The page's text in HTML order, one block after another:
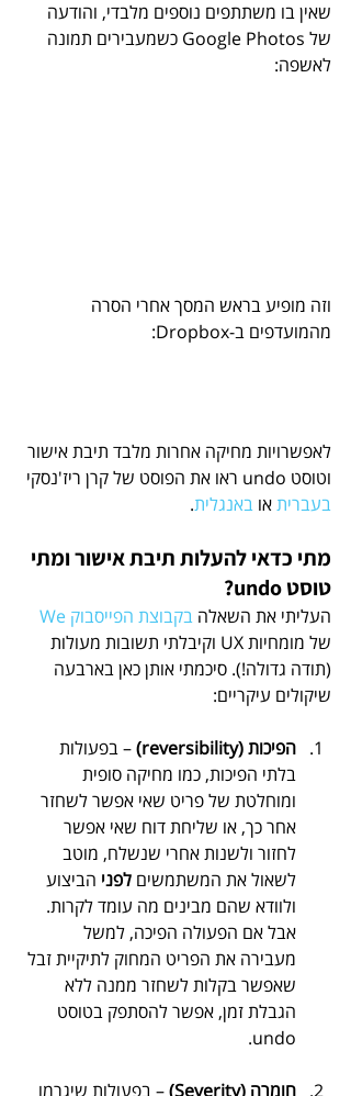
שאין בו משתתפים נוספים מלבדי, והודעה
של Google Photos כשמעבירים תמונה
לאשפה:
וזה מופיע בראש המסך אחרי הסרה
מהמועדפים ב-Dropbox:
לאפשרויות מחיקה אחרות מלבד תיבת אישור
וטוסט undo ראו את הפוסט של קרן ריז'נסקי
בעברית או באנגלית.
מתי כדאי להעלות תיבת אישור ומתי
טוסט undo?
העליתי את השאלה בקבוצת הפייסבוק We
של מומחיות UX וקיבלתי תשובות מעולות
(תודה גדולה!). סיכמתי אותן כאן בארבעה
שיקולים עיקריים:
הפיכות (reversibility)
– בפעולות
בלתי הפיכות, כמו מחיקה סופית
ומוחלטת של פריט שאי אפשר לשחזר
אחר כך, או שליחת דוח שאי אפשר
לחזור ולשנות אחרי שנשלח, מוטב
לשאול את המשתמשים לפני הביצוע
ולוודא שהם מבינים מה עומד לקרות.
אבל אם הפעולה הפיכה, למשל
מעבירה את הפריט המחוק לתיקיית זבל
שאפשר בקלות לשחזר ממנה ללא
הגבלת זמן, אפשר להסתפק בטוסט
undo.
חומרה (Severity)
– בפעולות שיגרמו